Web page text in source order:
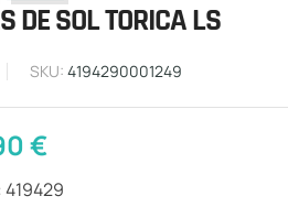
DE SOL TORICA LS
SKU: 4194290001249
€
419429